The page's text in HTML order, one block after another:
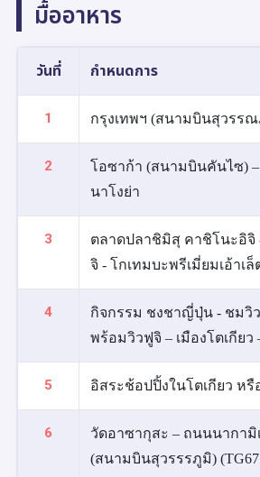
มื้ออาหาร
วันที่ กำหนดการ
1 กรุงเทพฯ (สนามบินสุวรรณ
2
โอซาก้า (สนามบินคันไซ) –
นาโงย่า
3
ตลาดปลาชิมิสุ คาชิโนะอิจิ
จิ - โกเทมบะพรีเมี่ยมเอ้าเ
4
กิจกรรม ชงชาญี่ปุ่น - ชมวิ
พร้อมวิวฟูจิ – เมืองโตเกียว
5 อิสระช้อปปิ้งในโตเกียว ห
6
วัดอาซากุสะ – ถนนนากามิ
(สนามบินสุวรรรภูมิ)